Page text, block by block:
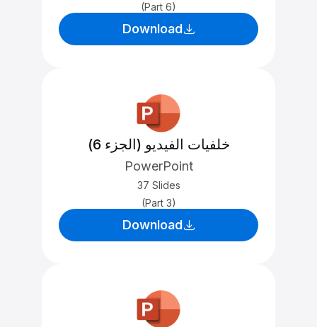
(Part 6)
Download
خلفيات الفيديو (الجزء 6)
PowerPoint
37 Slides
(Part 3)
Download